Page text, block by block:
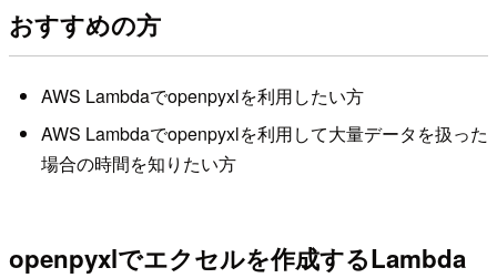
おすすめの方
AWS Lambdaでopenpyxlを利用したい方
AWS Lambdaでopenpyxlを利用して大量データを扱った
場合の時間を知りたい方
openpyxlでエクセルを作成するLambda